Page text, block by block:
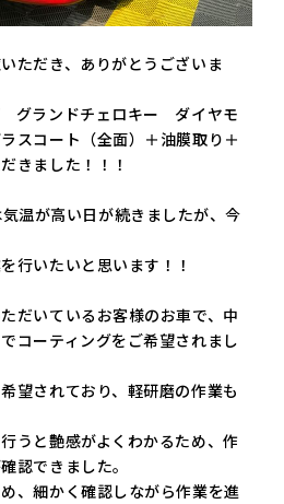
ただき、ありがとうございま
グランドチェロキー ダイヤモ
スコート（全面）＋油膜取り＋
きました！！！
温が高い日が続きましたが、今
行いたいと思います！！
だいているお客様のお車で、中
コーティングをご希望されまし
望されており、軽研磨の作業も
うと艶感がよくわかるため、作
認できました。
、細かく確認しながら作業を進